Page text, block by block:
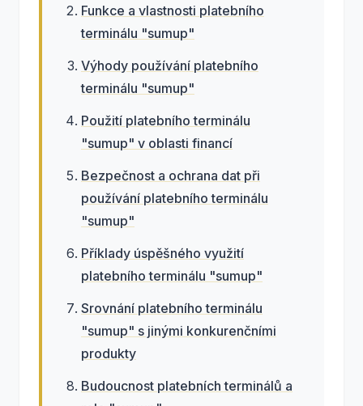
Funkce a vlastnosti platebního
terminálu "sumup"
Výhody používání platebního
terminálu "sumup"
Použití platebního terminálu
"sumup" v oblasti financí
Bezpečnost a ochrana dat při
používání platebního terminálu
"sumup"
Příklady úspěšného využití
platebního terminálu "sumup"
Srovnání platebního terminálu
"sumup" s jinými konkurenčními
produkty
Budoucnost platebních terminálů a